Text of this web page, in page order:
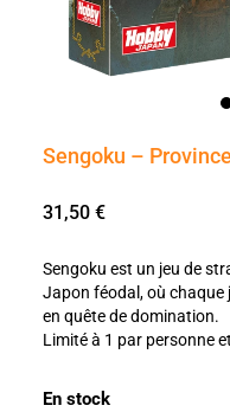
Sengoku –
31,50 €
Sengoku est un jeu de
Japon féodal, où
en quête de domination.
Limité à 1 par personne
En stock